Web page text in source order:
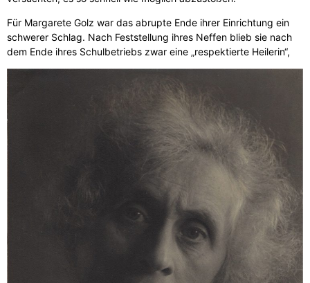
Für Margarete Golz war das abrupte Ende ihrer Einrichtung ein
schwerer Schlag. Nach Feststellung ihres Neffen blieb sie nach
dem Ende ihres Schulbetriebs zwar eine „respektierte Heilerin“,